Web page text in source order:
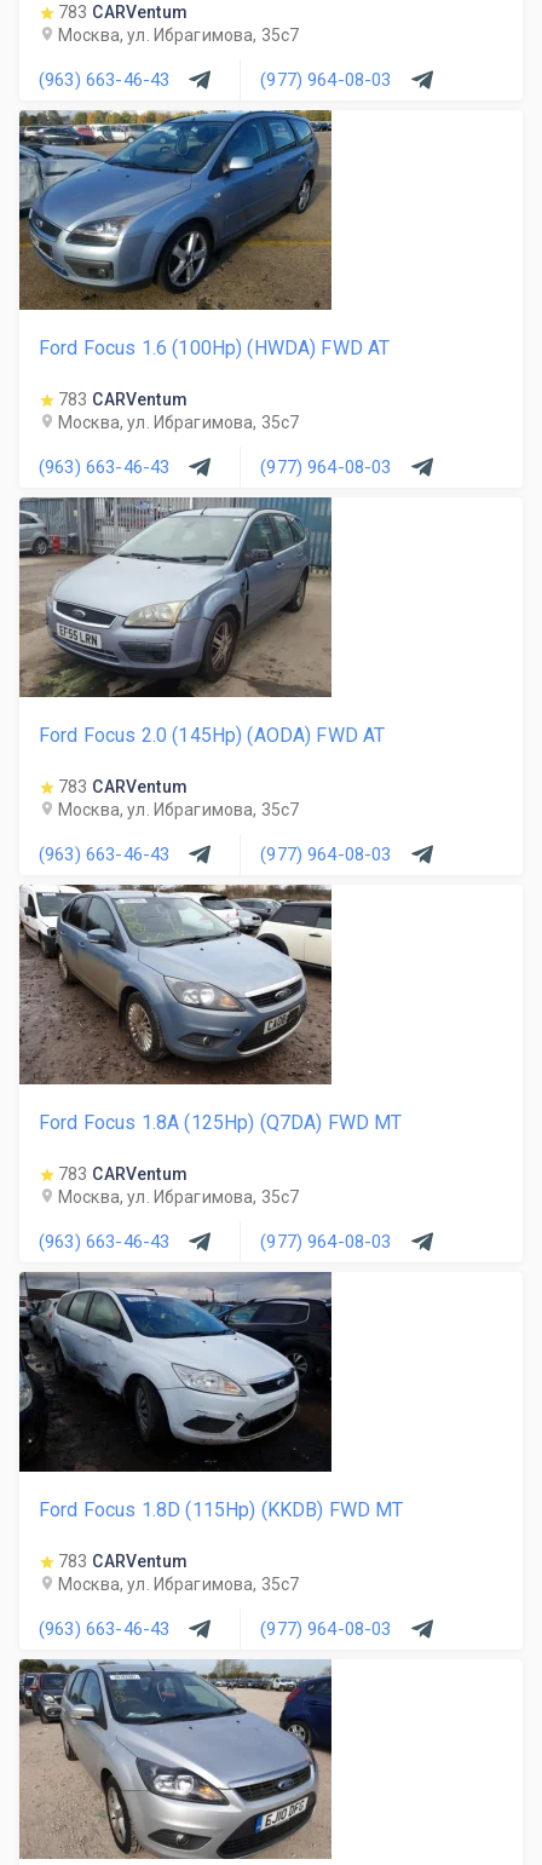
783 CARVentum
Москва, ул. Ибрагимова, 35с7
(963) 663-46-43 (977) 964-08-03
Ford Focus 1.6 (100Hp) (HWDA) FWD AT
783 CARVentum
Москва, ул. Ибрагимова, 35с7
(963) 663-46-43 (977) 964-08-03
Ford Focus 2.0 (145Hp) (AODA) FWD AT
783 CARVentum
Москва, ул. Ибрагимова, 35с7
(963) 663-46-43 (977) 964-08-03
Ford Focus 1.8A (125Hp) (Q7DA) FWD MT
783 CARVentum
Москва, ул. Ибрагимова, 35с7
(963) 663-46-43 (977) 964-08-03
Ford Focus 1.8D (115Hp) (KKDB) FWD MT
783 CARVentum
Москва, ул. Ибрагимова, 35с7
(963) 663-46-43 (977) 964-08-03